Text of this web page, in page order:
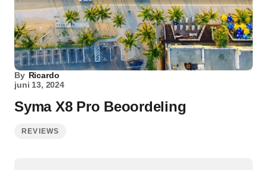
By Ricardo
juni 13, 2024
Syma X8 Pro Beoordeling
REVIEWS